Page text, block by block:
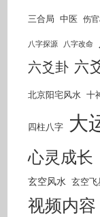
三合局 中医 伤
八字探源 八字改命
六爻卦 六
北京阳宅风水 十
四柱八字 大
心灵成长
玄空风水 玄空飞
视频内容